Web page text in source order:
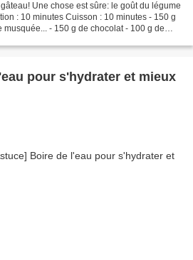
Une chose est sûre: le goût du légume
: 10 minutes Cuisson : 10 minutes - 150 g
- 150 g de chocolat - 100 g de
pour s'hydrater et mieux